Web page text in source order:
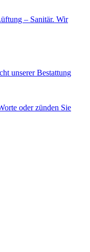
– Sanitär. Wir
unserer Bestattung
oder zünden Sie